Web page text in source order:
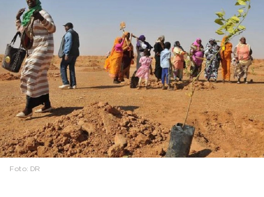
Foto: DR